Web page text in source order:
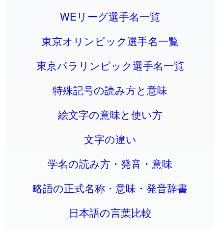
WEリーグ選手名一覧
東京オリンピック選手名一覧
東京パラリンピック選手名一覧
特殊記号の読み方と意味
絵文字の意味と使い方
文字の違い
学名の読み方・発音・意味
略語の正式名称・意味・発音辞書
日本語の言葉比較